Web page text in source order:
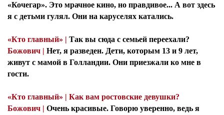
«Кочегар». Это мрачное кино, но правдивое... А вот здесь
я с детьми гулял. Они на каруселях катались.
«Кто главный» | Так вы сюда с семьей переехали?
Божович | Нет, я разведен. Дети, которым 13 и 9 лет,
живут с мамой в Голландии. Они приезжали ко мне в
гости.
«Кто главный» | Как вам ростовские девушки?
Божович | Очень красивые. Говорю уверенно, ведь я